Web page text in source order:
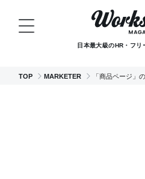
日本最大級のHR・フリ
TOP MARKETER 「商品ページ」